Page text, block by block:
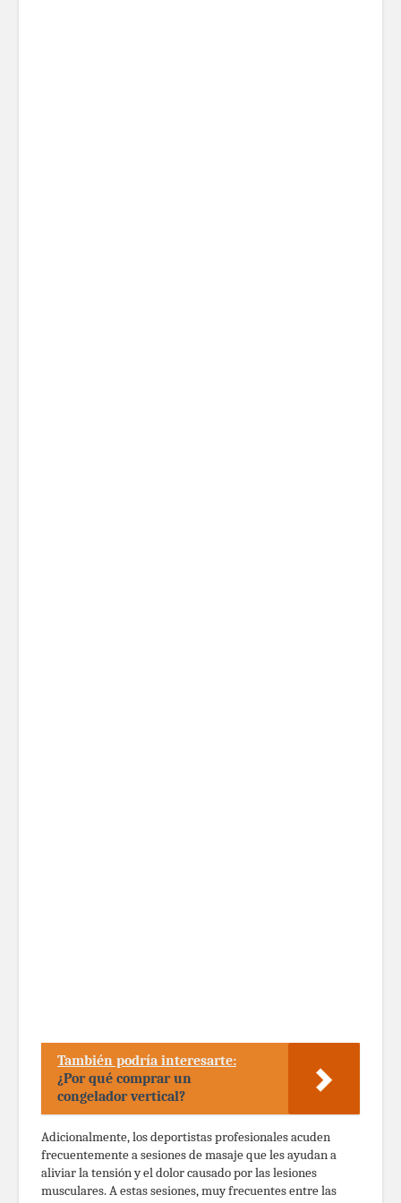
También podría interesarte:
¿Por qué comprar un
congelador vertical?
Adicionalmente, los deportistas profesionales acuden
frecuentemente a sesiones de masaje que les ayudan a
aliviar la tensión y el dolor causado por las lesiones
musculares. A estas sesiones, muy frecuentes entre las